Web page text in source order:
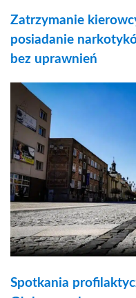
Zatrzymanie
posiadanie
bez uprawnień
Spotkania